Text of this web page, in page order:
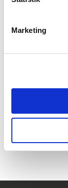
Marketing
Fra